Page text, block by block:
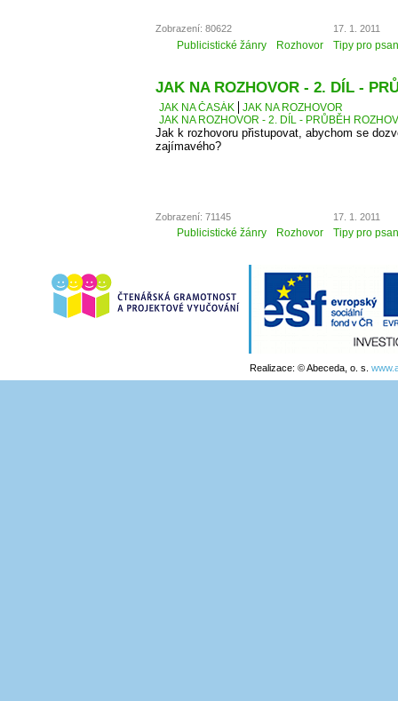
Zobrazení: 80622 17. 1. 2011
Publicistické žánry Rozhovor Tipy pro
JAK NA ROZHOVOR - 2. DÍL -
JAK NA ČASÁK
JAK NA ROZHOVOR
JAK NA ROZHOVOR - 2. DÍL - PRŮBĚH
Jak k rozhovoru přistupovat, abychom se
zajímavého?
Zobrazení: 71145 17. 1. 2011
Publicistické žánry Rozhovor Tipy pro
Realizace: © Abeceda, o. s.